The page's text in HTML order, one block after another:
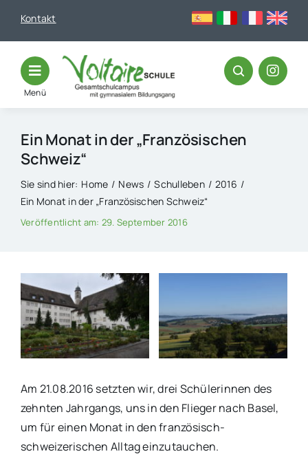
Kontakt
Menü
Ein Monat in der „Französischen
Schweiz“
Sie sind hier: Home News Schulleben
2016
Ein Monat in der „Französischen Schweiz“
Veröffentlicht am: 29. September 2016
Am 21.08.2016 setzten wir, drei Schülerinnen des
zehnten Jahrgangs, uns in den Flieger nach Basel,
um für einen Monat in den französisch-
schweizerischen Alltag einzutauchen.